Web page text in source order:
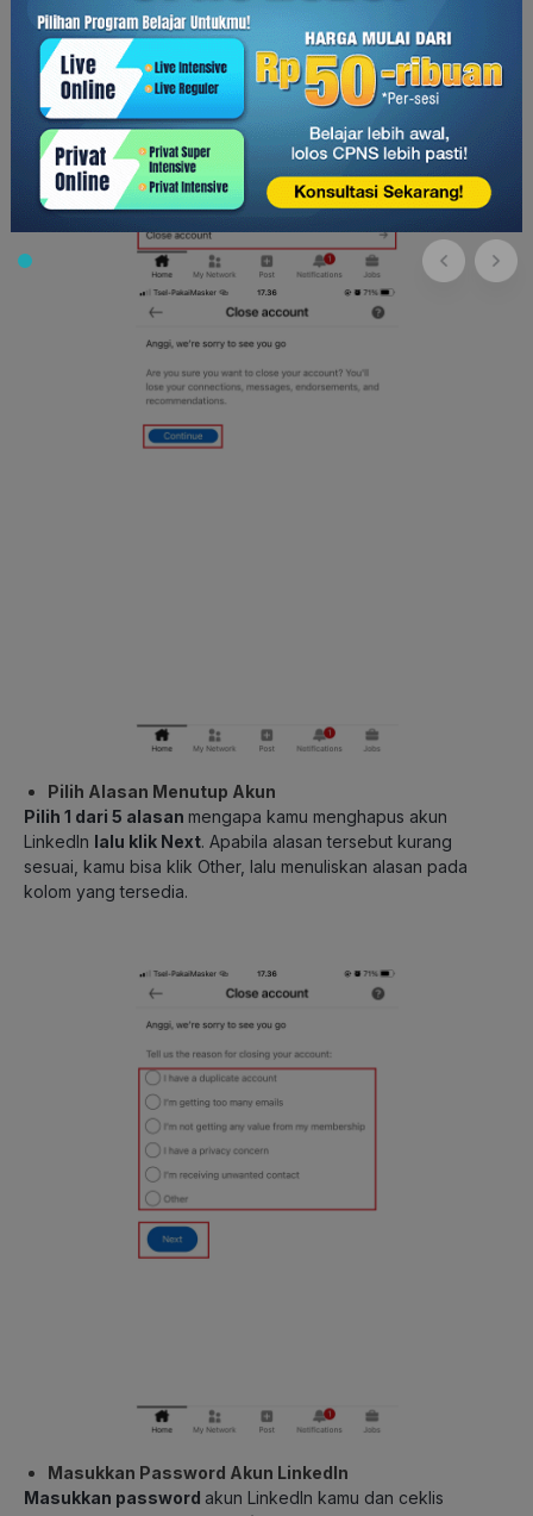
Pilih Alasan Menutup Akun
Pilih 1 dari 5 alasan mengapa kamu menghapus akun
LinkedIn lalu klik Next. Apabila alasan tersebut kurang
sesuai, kamu bisa klik Other, lalu menuliskan alasan pada
kolom yang tersedia.
Masukkan Password Akun LinkedIn
Masukkan password akun LinkedIn kamu dan ceklis